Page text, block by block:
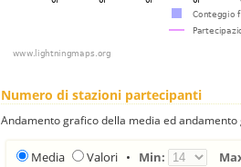
Numero di stazioni partecipanti
Andamento grafico della media ed
Media Valori • Min: